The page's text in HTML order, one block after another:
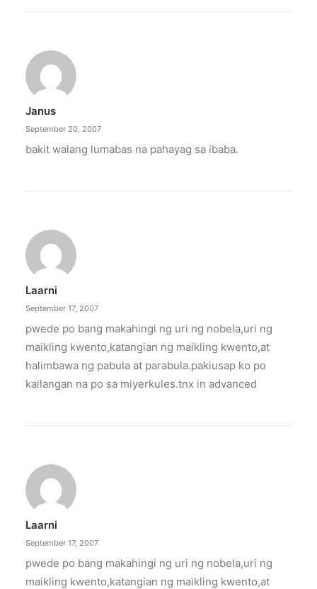
Janus
September 20, 2007
bakit walang lumabas na pahayag sa ibaba.
Laarni
September 17, 2007
pwede po bang makahingi ng uri ng nobela,uri ng
maikling kwento,katangian ng maikling kwento,at
halimbawa ng pabula at parabula.pakiusap ko po
kailangan na po sa miyerkules.tnx in advanced
Laarni
September 17, 2007
pwede po bang makahingi ng uri ng nobela,uri ng
maikling kwento,katangian ng maikling kwento,at